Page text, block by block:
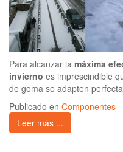
Para alcanzar la máxima
invierno es imprescindible
de goma se adapten
Publicado en Componentes
Leer más ...